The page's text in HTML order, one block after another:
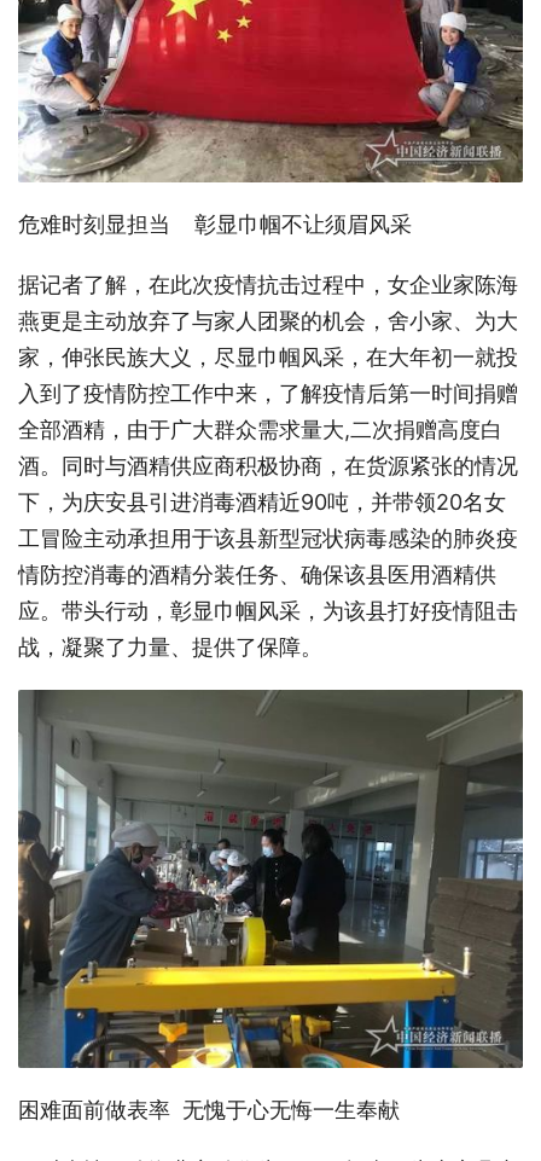
危难时刻显担当 彰显巾帼不让须眉风采
据记者了解，在此次疫情抗击过程中，女企业家陈海
燕更是主动放弃了与家人团聚的机会，舍小家、为大
家，伸张民族大义，尽显巾帼风采，在大年初一就投
入到了疫情防控工作中来，了解疫情后第一时间捐赠
全部酒精，由于广大群众需求量大,二次捐赠高度白
酒。同时与酒精供应商积极协商，在货源紧张的情况
下，为庆安县引进消毒酒精近90吨，并带领20名女
工冒险主动承担用于该县新型冠状病毒感染的肺炎疫
情防控消毒的酒精分装任务、确保该县医用酒精供
应。带头行动，彰显巾帼风采，为该县打好疫情阻击
战，凝聚了力量、提供了保障。
困难面前做表率 无愧于心无悔一生奉献